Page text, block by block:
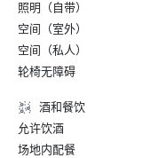
照明（自带）
空间（室外）
空间（私人）
轮椅无障碍
酒和餐饮
允许饮酒
场地内配餐